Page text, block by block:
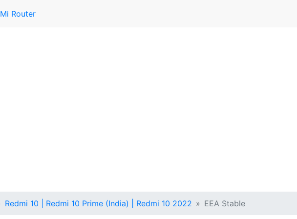
Mi Router
Redmi 10 | Redmi 10 Prime (India) | Redmi 10 2022 EEA Stable